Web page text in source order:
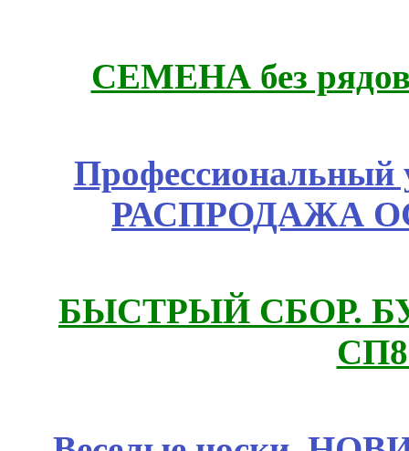
СЕМЕНА без
Профессиональный
РАСПРОДАЖА
БЫСТРЫЙ СБОР.